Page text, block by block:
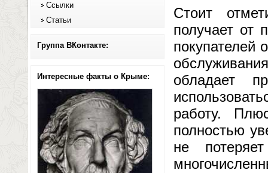
Ссылки
Статьи
Группа ВКонтакте:
Интересные факты о Крыме:
Стоит
получает от
покупателей
обладает
работу.
полностью
не